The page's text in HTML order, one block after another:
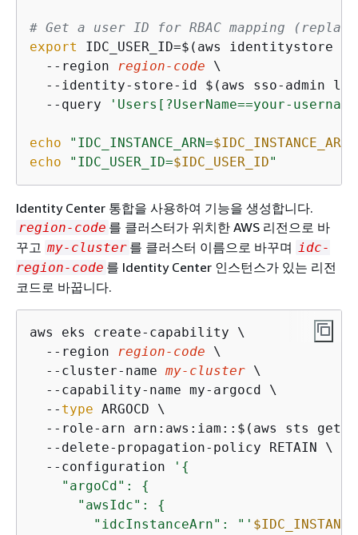
# Get a user ID for RBAC mapping
export
IDC_USER_ID=$(aws identitystore
  --region
region-code \
--identity-store-id $(aws sso-admin
  --query
'Users[?UserName==your-username
echo "IDC_INSTANCE_ARN=$IDC_INSTANCE_ARN
echo
"IDC_USER_ID=$IDC_USER_ID"
Identity Center 통합을 사용하여 기능을 생성합니다.
region-code 를 클러스터가 위치한 AWS 리전으로 바
꾸고 my-cluster 를 클러스터 이름으로 바꾸며 idc-
region-code 를 Identity Center 인스턴스가 있는 리전
코드로 바꿉니다.
aws eks create-capability \
  --region
region-code \
  --cluster-name
my-cluster \
  --capability-name my-argocd \
  --
type ARGOCD \
--role-arn arn:aws:iam::$(aws sts
  --delete-propagation-policy RETAIN \
  --configuration
' {
    "argoCd":
{
      "awsIdc":
{
        "idcInstanceArn": "'